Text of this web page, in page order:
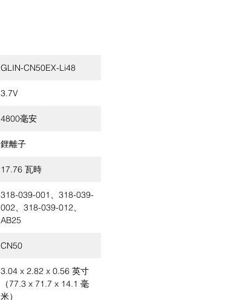
GLIN-CN50EX-Li48
3.7V
4800毫安
鋰離子
17.76 瓦時
318-039-001、318-039-
002、318-039-012、
AB25
CN50
3.04 x 2.82 x 0.56 英寸
（77.3 x 71.7 x 14.1 毫
米）